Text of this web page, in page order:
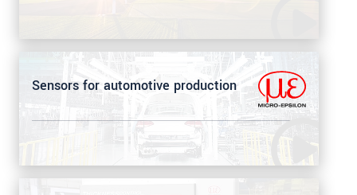
Sensors for automotive production